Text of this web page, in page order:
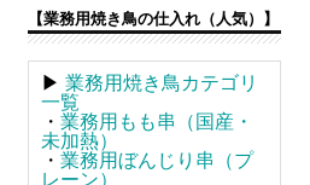
【業務用焼き鳥の仕入れ（人気）】
▶ 業務用焼き鳥カテゴリ
一覧
・ 業務用もも串（国産・
未加熱）
・ 業務用ぼんじり串（プ
レーン）